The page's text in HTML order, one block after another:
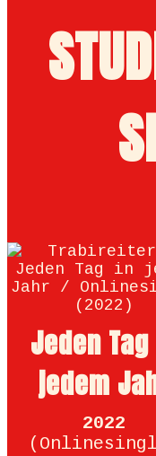
Jeden
jedem
2022